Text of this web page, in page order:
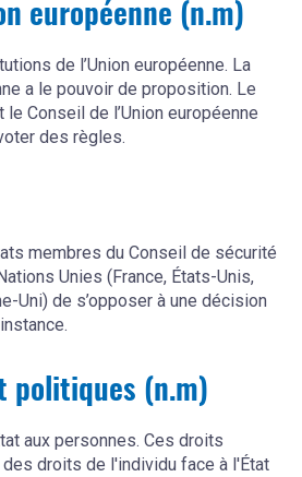
européenne (n.m)
de l’Union européenne. La
a le pouvoir de proposition. Le
Conseil de l’Union européenne
des règles.
membres du Conseil de sécurité
Unies (France, États-Unis,
Uni) de s’opposer à une décision
politiques (n.m)
aux personnes. Ces droits
des droits de l'individu face à l'État